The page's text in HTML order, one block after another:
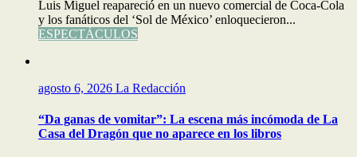
Luis Miguel reapareció en un nuevo comercial de Coca-Cola
y los fanáticos del ‘Sol de México’ enloquecieron...
ESPECTÁCULOS
agosto 6, 2026 La Redacción
“Da ganas de vomitar”: La escena más incómoda de La
Casa del Dragón que no aparece en los libros